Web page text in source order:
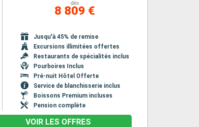
dès
8 809 €
Jusqu'à 45% de remise
Excursions illimitées offertes
Restaurants de spécialités inclus
Pourboires Inclus
Pré-nuit Hôtel Offerte
Service de blanchisserie inclus
Boissons Premium incluses
Pension complète
VOIR LES OFFRES